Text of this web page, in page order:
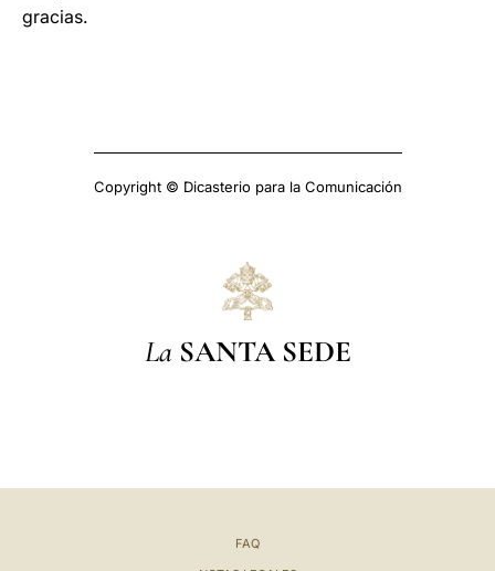
gracias.
Copyright © Dicasterio para la Comunicación
La SANTA SEDE
FAQ